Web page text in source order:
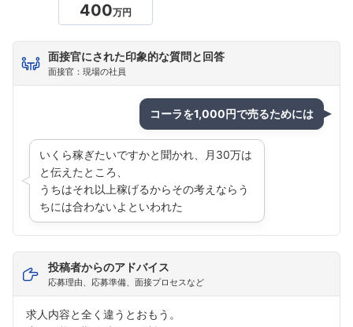
400万円
面接官にされた印象的な質問と回答
面接官：現場の社員
コーラを1,000円で売るためには
いくら稼ぎたいですかと聞かれ、月30万は
と伝えたところ、
うちはそれ以上稼げるからその考えならう
ちには合わないよといわれた
投稿者からのアドバイス
応募理由、応募準備、面接プロセスなど
求人内容と全く違うとおもう。